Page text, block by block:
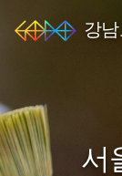
강
서